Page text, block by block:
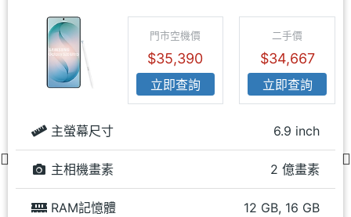
門市空機價
$35,390
立即查詢
二手價
$34,667
立即查詢
主螢幕尺寸 6.9 inch
主相機畫素 2 億畫素
RAM記憶體 12 GB, 16 GB